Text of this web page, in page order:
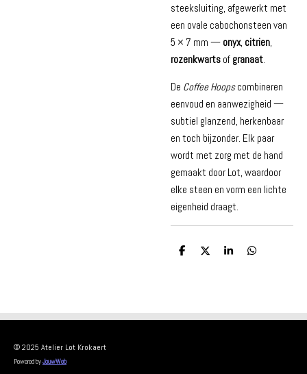
steeksluiting, afgewerkt met
een ovale cabochonsteen van
5 × 7 mm — onyx, citrien,
rozenkwarts of granaat.
De Coffee Hoopscombineren
eenvoud en aanwezigheid —
subtiel glanzend, herkenbaar
en toch bijzonder. Elk paar
wordt met zorg met de hand
gemaakt door Lot, waardoor
elke steen en vorm een lichte
eigenheid draagt.
D
D
S
D
© 2025 Atelier Lot Krokaert
Powered byJouwWeb